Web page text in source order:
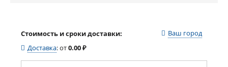
Стоимость и сроки доставки:
Ваш город
Доставка:от0.00 ₽